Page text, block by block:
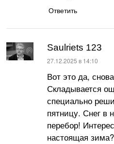
Ответить
Saulriets 123
:
27.12.2025 в 14:10
Вот это да,
Складывается
специально
пятницу. Снег в
перебор!
настоящая зима?